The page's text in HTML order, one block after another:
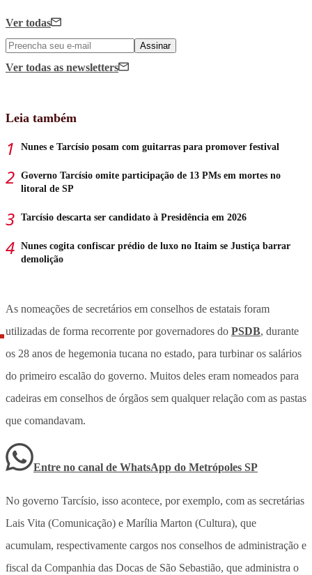
Ver todas
Assinar
Ver todas as newsletters
Leia também
Nunes e Tarcísio posam com guitarras para promover festival
Governo Tarcísio omite participação de 13 PMs em mortes no
litoral de SP
Tarcísio descarta ser candidato à Presidência em 2026
Nunes cogita confiscar prédio de luxo no Itaim se Justiça barrar
demolição
As nomeações de secretários em conselhos de estatais foram
utilizadas de forma recorrente por governadores do PSDB, durante
os 28 anos de hegemonia tucana no estado, para turbinar os salários
do primeiro escalão do governo. Muitos deles eram nomeados para
cadeiras em conselhos de órgãos sem qualquer relação com as pastas
que comandavam.
Entre no canal de WhatsApp do Metrópoles SP
No governo Tarcísio, isso acontece, por exemplo, com as secretárias
Lais Vita (Comunicação) e Marília Marton (Cultura), que
acumulam, respectivamente cargos nos conselhos de administração e
fiscal da Companhia das Docas de São Sebastião, que administra o